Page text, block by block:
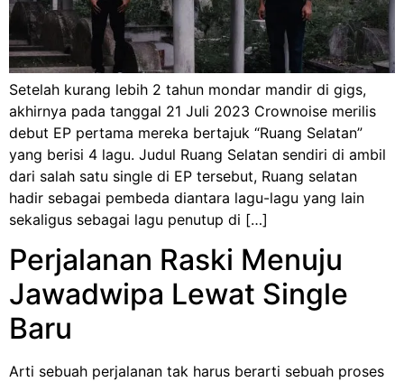
Setelah kurang lebih 2 tahun mondar mandir di gigs,
akhirnya pada tanggal 21 Juli 2023 Crownoise merilis
debut EP pertama mereka bertajuk “Ruang Selatan”
yang berisi 4 lagu. Judul Ruang Selatan sendiri di ambil
dari salah satu single di EP tersebut, Ruang selatan
hadir sebagai pembeda diantara lagu-lagu yang lain
sekaligus sebagai lagu penutup di […]
Perjalanan Raski Menuju
Jawadwipa Lewat Single
Baru
Arti sebuah perjalanan tak harus berarti sebuah proses